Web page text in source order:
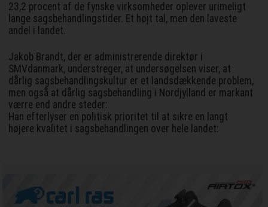
23,2 procent af de fynske virksomheder oplever urimeligt
lange sagsbehandlingstider. Et højt tal, men den laveste
andel i landet.
Jakob Brandt, der er administrerende direktør i
SMVdanmark, understreger, at undersøgelsen viser, at
dårlig sagsbehandlingskultur er et landsdækkende problem,
men også at dårlig sagsbehandling i Nordjylland er markant
værre end andre steder:
Han efterlyser en politisk prioritet til at sikre en langt
højere kvalitet i sagsbehandlingen over hele landet: